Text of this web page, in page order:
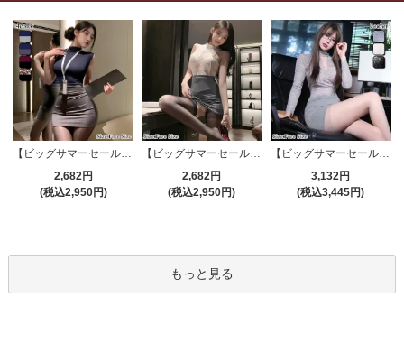
【ビッグサマーセール対象品】セクシーコスプレ(SEXYCOSPLAY) 4421
2,682円
(税込2,950円)
【ビッグサマーセール対象品】セクシーコスプレ(SEXYCOSPLAY) 4191
2,682円
(税込2,950円)
【ビッグサマーセール対象品】セクシーコスプレ(SEXYCOSPLAY) 4173
3,132円
(税込3,445円)
もっと見る